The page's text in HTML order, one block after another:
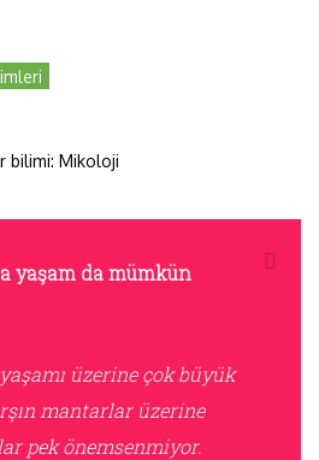
yaşam da mümkün
üzerine çok büyük
mantarlar üzerine
pek önemsenmiyor.